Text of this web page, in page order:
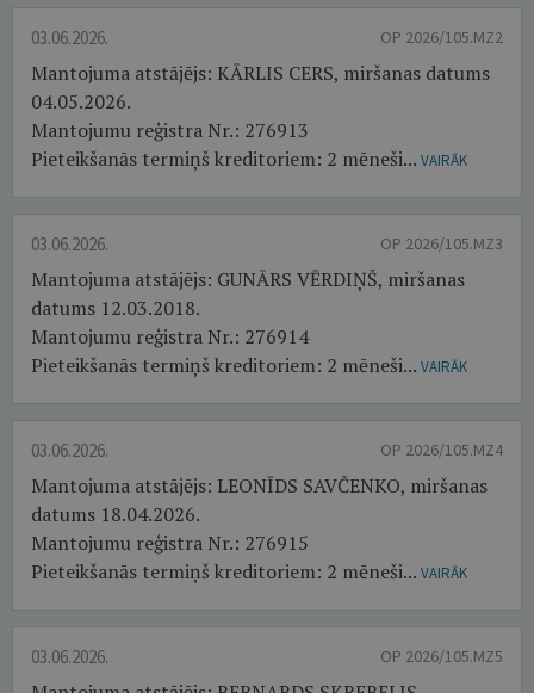
03.06.2026. OP 2026/105.MZ2
Mantojuma atstājējs: KĀRLIS CERS, miršanas datums
04.05.2026.
Mantojumu reģistra Nr.: 276913
Pieteikšanās termiņš kreditoriem: 2 mēneši... VAIRĀK
03.06.2026. OP 2026/105.MZ3
Mantojuma atstājējs: GUNĀRS VĒRDIŅŠ, miršanas
datums 12.03.2018.
Mantojumu reģistra Nr.: 276914
Pieteikšanās termiņš kreditoriem: 2 mēneši... VAIRĀK
03.06.2026. OP 2026/105.MZ4
Mantojuma atstājējs: LEONĪDS SAVČENKO, miršanas
datums 18.04.2026.
Mantojumu reģistra Nr.: 276915
Pieteikšanās termiņš kreditoriem: 2 mēneši... VAIRĀK
03.06.2026. OP 2026/105.MZ5